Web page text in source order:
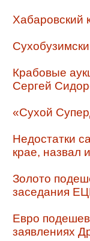
Хабаровский
Крабовые
Сергей
«Сухой
Недостатки
крае, назвал
Золото
заседания
Евро
заявлениях